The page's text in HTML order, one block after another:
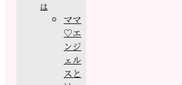
は
ママ
♡エ
ンジ
ェル
スと